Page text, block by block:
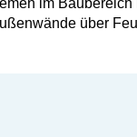
im
über